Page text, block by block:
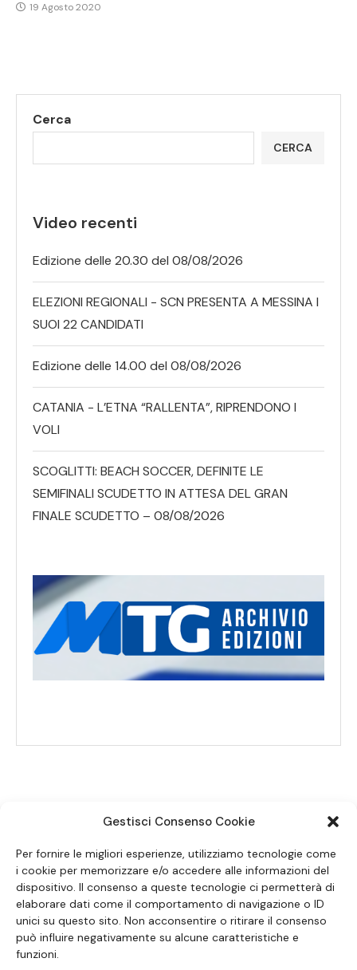
Gestisci Consenso Cookie
Per fornire le migliori esperienze, utilizziamo tecnologie come
i cookie per memorizzare e/o accedere alle informazioni del
dispositivo. Il consenso a queste tecnologie ci permetterà di
elaborare dati come il comportamento di navigazione o ID
unici su questo sito. Non acconsentire o ritirare il consenso
può influire negativamente su alcune caratteristiche e
funzioni.
19 Agosto 2020
Cerca
CERCA
Video recenti
Edizione delle 20.30 del 08/08/2026
ELEZIONI REGIONALI - SCN PRESENTA A MESSINA I
SUOI 22 CANDIDATI
Edizione delle 14.00 del 08/08/2026
CATANIA - L’ETNA “RALLENTA”, RIPRENDONO I
VOLI
SCOGLITTI: BEACH SOCCER, DEFINITE LE
SEMIFINALI SCUDETTO IN ATTESA DEL GRAN
FINALE SCUDETTO – 08/08/2026
SEGUICI SUI SOCIAL